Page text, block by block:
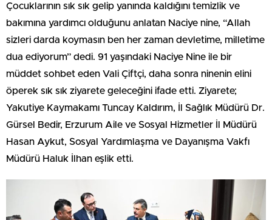
Çocuklarının sık sık gelip yanında kaldığını temizlik ve
bakımına yardımcı olduğunu anlatan Naciye nine, “Allah
sizleri darda koymasın ben her zaman devletime, milletime
dua ediyorum” dedi. 91 yaşındaki Naciye Nine ile bir
müddet sohbet eden Vali Çiftçi, daha sonra ninenin elini
öperek sık sık ziyarete geleceğini ifade etti. Ziyarete;
Yakutiye Kaymakamı Tuncay Kaldırım, İl Sağlık Müdürü Dr.
Gürsel Bedir, Erzurum Aile ve Sosyal Hizmetler İl Müdürü
Hasan Aykut, Sosyal Yardımlaşma ve Dayanışma Vakfı
Müdürü Haluk İlhan eşlik etti.